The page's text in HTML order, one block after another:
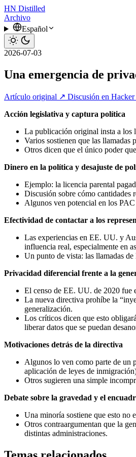
HN Distilled
Archivo
Español
2026-07-03
Una emergencia de
Artículo original ↗ Discusión en
Acción legislativa y captura política
La publicación original insta a los
Varios sostienen que las llamadas
Otros dicen que el único poder
Dinero en la política y desajuste de
Ejemplo: la licencia parental
Discusión sobre cómo cantidades
Algunos ven potencial en los PAC
Efectividad de contactar a los
Las experiencias en EE. UU. y
influencia real, especialmente en
Un punto de vista: las llamadas
Privacidad diferencial frente a la
El censo de EE. UU. de 2020 fue
La nueva directiva prohíbe la
generalización.
Los críticos dicen que esto
liberar datos que se puedan
Motivaciones detrás de la directiva
Algunos lo ven como parte de un
aplicación de leyes de
Otros sugieren una simple
Debate sobre la gravedad y el
Una minoría sostiene que esto no
Otros contraargumentan que la
distintas administraciones.